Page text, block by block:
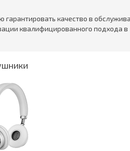
гарантировать качество в
квалифицированного подхода в